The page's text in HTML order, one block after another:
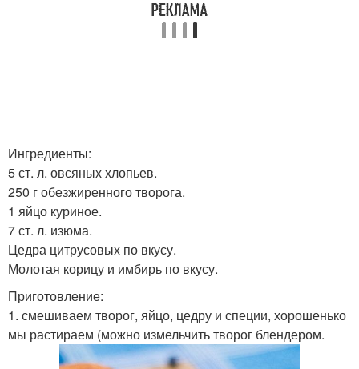
Ингредиенты:
5 ст. л. овсяных хлопьев.
250 г обезжиренного творога.
1 яйцо куриное.
7 ст. л. изюма.
Цедра цитрусовых по вкусу.
Молотая корицу и имбирь по вкусу.
Приготовление:
1. смешиваем творог, яйцо, цедру и специи, хорошенько
мы растираем (можно измельчить творог блендером.